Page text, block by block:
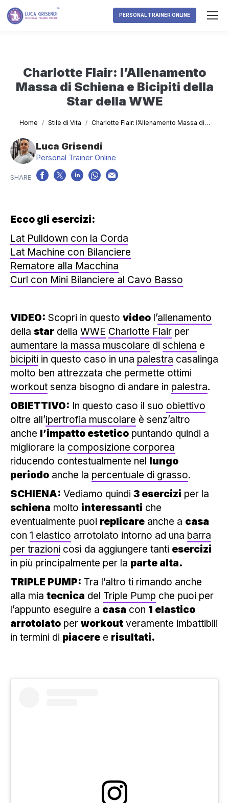
PERSONAL TRAINER ONLINE
Charlotte Flair: l’Allenamento
Massa di Schiena e Bicipiti della
Star della WWE
Tu sei qui:
Home Stile di Vita Charlotte Flair: l’Allenamento Massa di…
Luca Grisendi
Personal Trainer Online
Ecco gli esercizi:
Lat Pulldown con la Corda
Lat Machine con Bilanciere
Rematore alla Macchina
Curl con Mini Bilanciere al Cavo Basso
VIDEO: Scopri in questo video l’allenamento
della star della WWE Charlotte Flair per
aumentare la massa muscolare di schiena e
bicipiti in questo caso in una palestra casalinga
molto ben attrezzata che permette ottimi
workout senza bisogno di andare in palestra.
OBIETTIVO: In questo caso il suo obiettivo
oltre all’ipertrofia muscolare è senz’altro
anche l’impatto estetico puntando quindi a
migliorare la composizione corporea
riducendo contestualmente nel lungo
periodo anche la percentuale di grasso.
SCHIENA: Vediamo quindi 3 esercizi per la
schiena molto interessanti che
eventualmente puoi replicare anche a casa
con 1 elastico arrotolato intorno ad una barra
per trazioni così da aggiungere tanti esercizi
in più principalmente per la parte alta.
TRIPLE PUMP: Tra l’altro ti rimando anche
alla mia tecnica del Triple Pump che puoi per
l’appunto eseguire a casa con 1 elastico
arrotolato per workout veramente imbattibili
in termini di piacere e risultati.